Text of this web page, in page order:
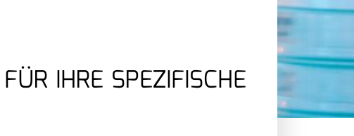
IHRE SPEZIFISCHE